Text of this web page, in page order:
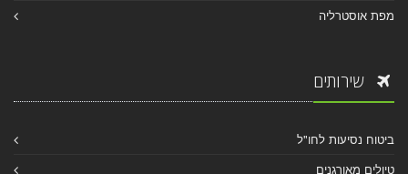
מפת אוסטרליה
שירותים
ביטוח נסיעות לחו"ל
טיולים מאורגנים